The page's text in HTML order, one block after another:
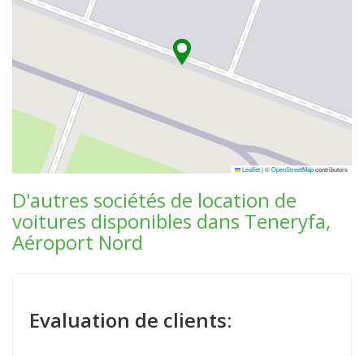
Leaflet|©OpenStreetMapcontributors
D'autres sociétés de location de
voitures disponibles dans Teneryfa,
Aéroport Nord
Evaluation de clients: